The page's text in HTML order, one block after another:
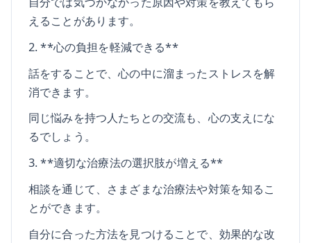
えることがあります。
2. **心の負担を軽減できる**
話をすることで、心の中に溜まったストレスを解
消できます。
同じ悩みを持つ人たちとの交流も、心の支えにな
るでしょう。
3. **適切な治療法の選択肢が増える**
相談を通じて、さまざまな治療法や対策を知るこ
とができます。
自分に合った方法を見つけることで、効果的な改